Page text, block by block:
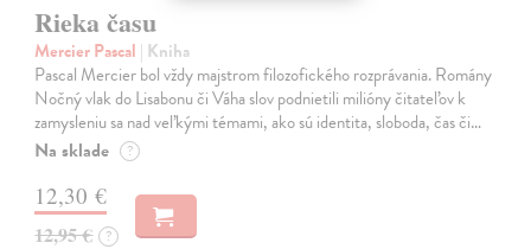
Rieka času
Mercier Pascal | Kniha
Pascal Mercier bol vždy majstrom filozofického rozprávania. Romány
Nočný vlak do Lisabonu či Váha slov podnietili milióny čitateľov k
zamysleniu sa nad veľkými témami, ako sú identita, sloboda, čas či…
Na sklade ?
12,30 €
12,95 € ?